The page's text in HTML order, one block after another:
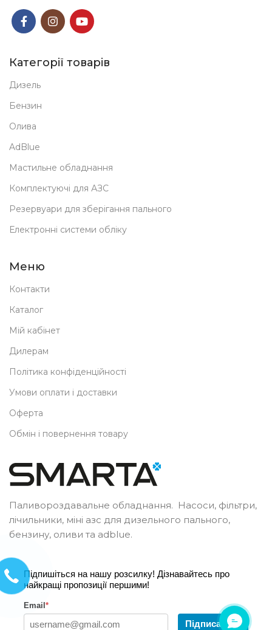
Категорії товарів
Дизель
Бензин
Олива
AdBlue
Мастильне обладнання
Комплектуючі для АЗС
Резервуари для зберігання пального
Електронні системи обліку
Меню
Контакти
Каталог
Мій кабінет
Дилерам
Політика конфіденційності
Умови оплати і доставки
Оферта
Обмін і повернення товару
Паливороздавальне обладнання. Насоси, фільтри,
лічильники, міні азс для дизельного пального,
бензину, оливи та adblue.
Підпишіться на нашу розсилку! Дізнавайтесь про
найкращі пропозиції першими!
Email *
Підписатись